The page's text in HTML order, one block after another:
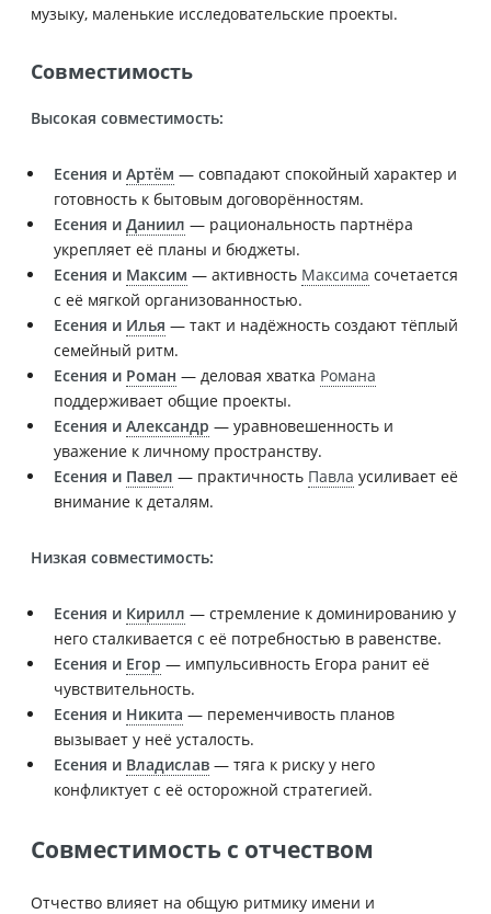
музыку, маленькие исследовательские проекты.
Совместимость
Высокая совместимость:
Есения и Артём — совпадают спокойный характер и
готовность к бытовым договорённостям.
Есения и Даниил — рациональность партнёра
укрепляет её планы и бюджеты.
Есения и Максим — активность Максима сочетается
с её мягкой организованностью.
Есения и Илья — такт и надёжность создают тёплый
семейный ритм.
Есения и Роман — деловая хватка Романа
поддерживает общие проекты.
Есения и Александр — уравновешенность и
уважение к личному пространству.
Есения и Павел — практичность Павла усиливает её
внимание к деталям.
Низкая совместимость:
Есения и Кирилл — стремление к доминированию у
него сталкивается с её потребностью в равенстве.
Есения и Егор — импульсивность Егора ранит её
чувствительность.
Есения и Никита — переменчивость планов
вызывает у неё усталость.
Есения и Владислав — тяга к риску у него
конфликтует с её осторожной стратегией.
Совместимость с отчеством
Отчество влияет на общую ритмику имени и